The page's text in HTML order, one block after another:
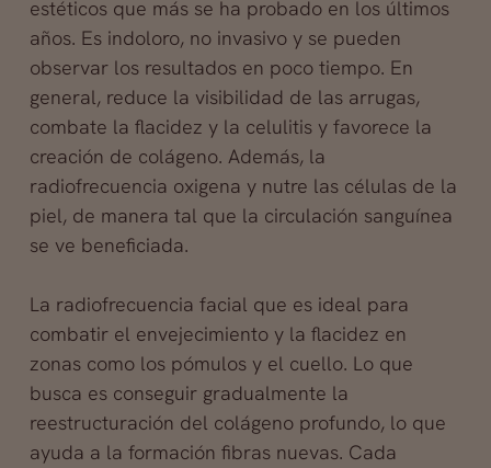
estéticos que más se ha probado en los últimos
años. Es indoloro, no invasivo y se pueden
observar los resultados en poco tiempo. En
general, reduce la visibilidad de las arrugas,
combate la flacidez y la celulitis y favorece la
creación de colágeno. Además, la
radiofrecuencia oxigena y nutre las células de la
piel, de manera tal que la circulación sanguínea
se ve beneficiada.
La radiofrecuencia facial que es ideal para
combatir el envejecimiento y la flacidez en
zonas como los pómulos y el cuello. Lo que
busca es conseguir gradualmente la
reestructuración del colágeno profundo, lo que
ayuda a la formación fibras nuevas. Cada